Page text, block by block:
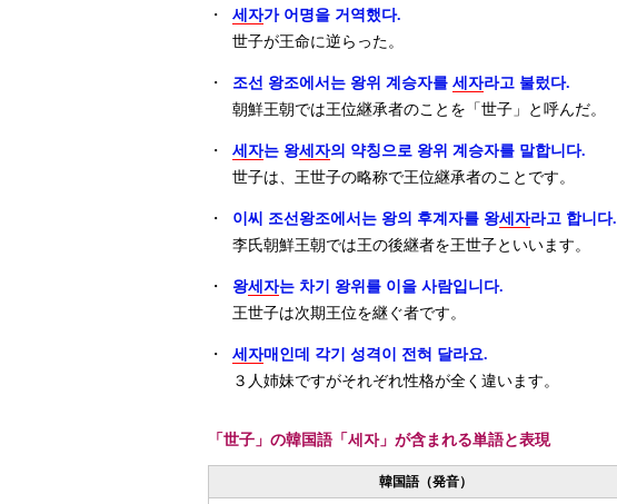
・ 세자가 어명을 거역했다.
世子が王命に逆らった。
・ 조선 왕조에서는 왕위 계승자를 세자라고 불렀다.
朝鮮王朝では王位継承者のことを「世子」と呼んだ。
・ 세자는 왕세자의 약칭으로 왕위 계승자를 말합니다.
世子は、王世子の略称で王位継承者のことです。
・ 이씨 조선왕조에서는 왕의 후계자를 왕세자라고 합니다.
李氏朝鮮王朝では王の後継者を王世子といいます。
・ 왕세자는 차기 왕위를 이을 사람입니다.
王世子は次期王位を継ぐ者です。
・ 세자매인데 각기 성격이 전혀 달라요.
３人姉妹ですがそれぞれ性格が全く違います。
「世子」の韓国語「세자」が含まれる単語と表現
韓国語（発音）